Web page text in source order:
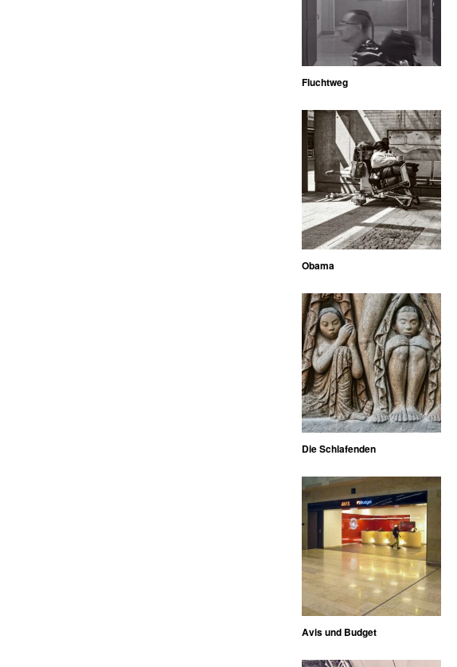
Fluchtweg
Obama
Die Schlafenden
Avis und Budget